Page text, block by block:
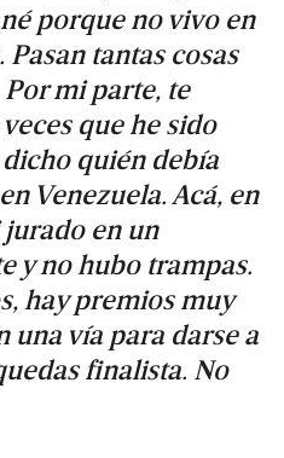
porque no vivo en
Pasan tantas cosas
mi parte, te
que he sido
quién debía
Venezuela. Acá, en
en un
y no hubo trampas.
hay premios muy
una vía para darse a
finalista. No